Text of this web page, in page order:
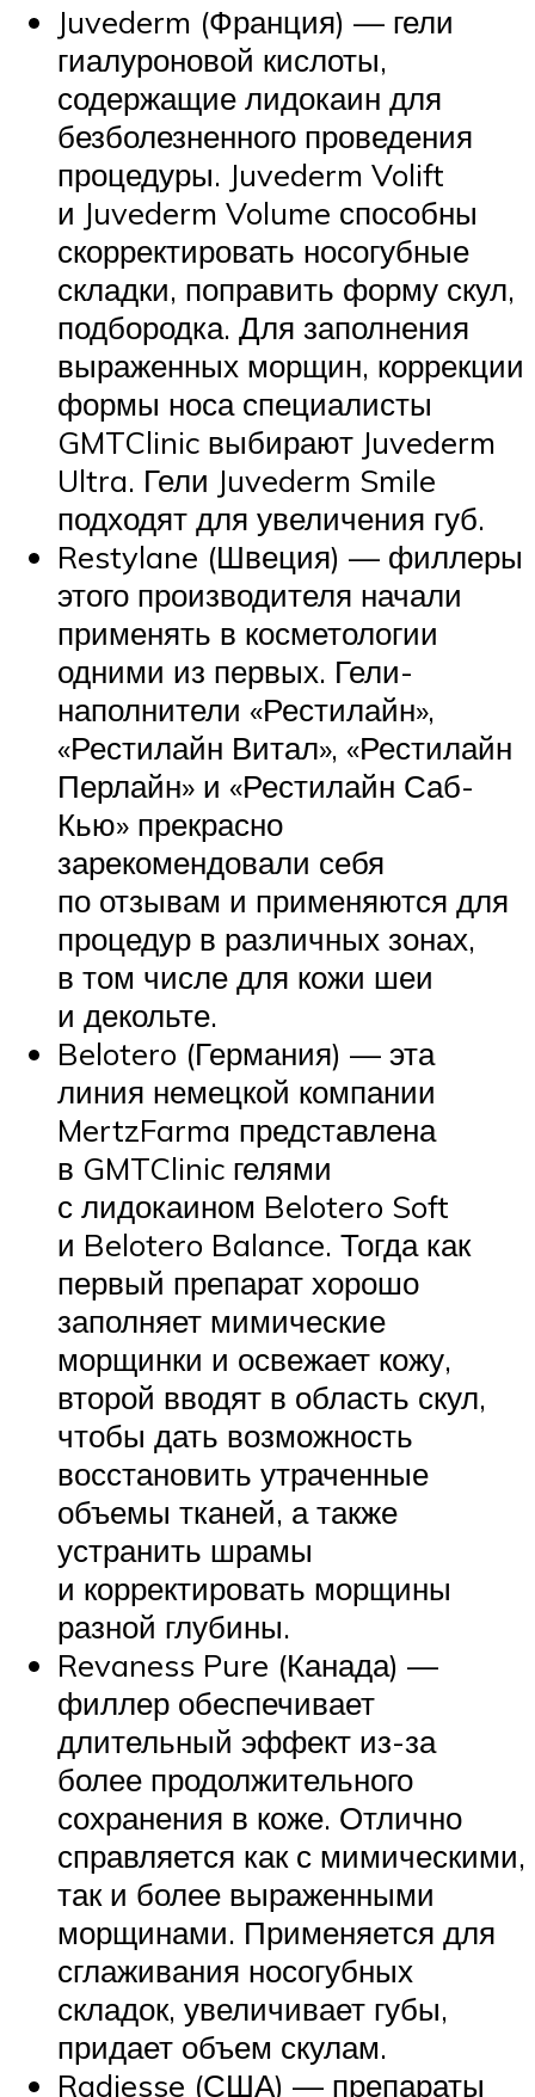
Juvederm (Франция) — гели
гиалуроновой кислоты,
содержащие лидокаин для
безболезненного проведения
процедуры. Juvederm Volift
и Juvederm Volume способны
скорректировать носогубные
складки, поправить форму скул,
подбородка. Для заполнения
выраженных морщин, коррекции
формы носа специалисты
GMTClinic выбирают Juvederm
Ultra. Гели Juvederm Smile
подходят для увеличения губ.
Restylane (Швеция) — филлеры
этого производителя начали
применять в косметологии
одними из первых. Гели-
наполнители «Рестилайн»,
«Рестилайн Витал», «Рестилайн
Перлайн» и «Рестилайн Саб-
Кью» прекрасно
зарекомендовали себя
по отзывам и применяются для
процедур в различных зонах,
в том числе для кожи шеи
и декольте.
Belotero (Германия) — эта
линия немецкой компании
MertzFarma представлена
в GMTClinic гелями
с лидокаином Belotero Soft
и Belotero Balance. Тогда как
первый препарат хорошо
заполняет мимические
морщинки и освежает кожу,
второй вводят в область скул,
чтобы дать возможность
восстановить утраченные
объемы тканей, а также
устранить шрамы
и корректировать морщины
разной глубины.
Revaness Pure (Канада) —
филлер обеспечивает
длительный эффект из-за
более продолжительного
сохранения в коже. Отлично
справляется как с мимическими,
так и более выраженными
морщинами. Применяется для
сглаживания носогубных
складок, увеличивает губы,
придает объем скулам.
Radiesse (США) — препараты